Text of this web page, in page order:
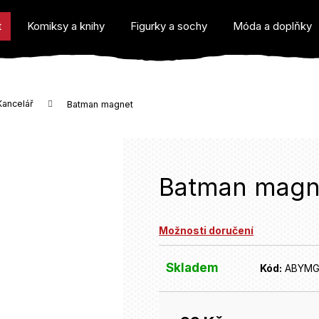
Komiksy a knihy Figurky a sochy Móda a doplňky
Batman magnet
Batman
Možnosti doručení
Skladem Kód: